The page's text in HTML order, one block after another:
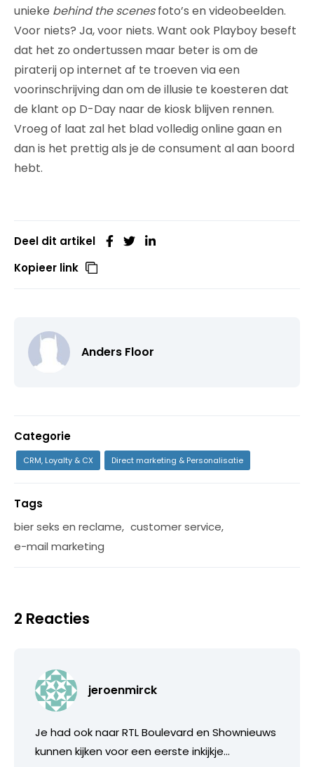
unieke behind the scenesfoto’s en videobeelden.
Voor niets? Ja, voor niets. Want ook Playboy beseft
dat het zo ondertussen maar beter is om de
piraterij op internet af te troeven via een
voorinschrijving dan om de illusie te koesteren dat
de klant op D-Day naar de kiosk blijven rennen.
Vroeg of laat zal het blad volledig online gaan en
dan is het prettig als je de consument al aan boord
hebt.
Deel dit artikel
Kopieer link
Anders Floor
Categorie
CRM, Loyalty & CX Direct marketing & Personalisatie
Tags
bier seks en reclame, customer service,
e-mail marketing
2 Reacties
jeroenmirck
Je had ook naar RTL Boulevard en Shownieuws
kunnen kijken voor een eerste inkijkje…